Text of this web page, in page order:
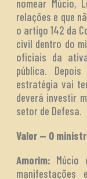
nomear Múcio,
relações e que
o artigo 142 da
civil dentro do
oficiais da
pública.
estratégia vai
deverá investir
setor de Defesa.
Valor — O
Amorim: Múcio